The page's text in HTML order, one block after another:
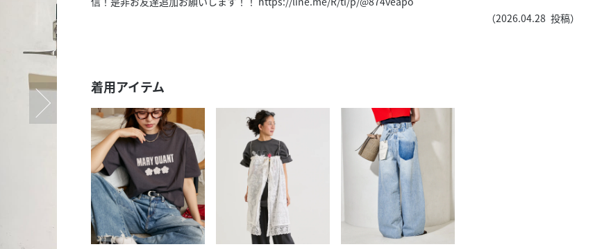
（2026.04.28 投稿）
着用アイテム